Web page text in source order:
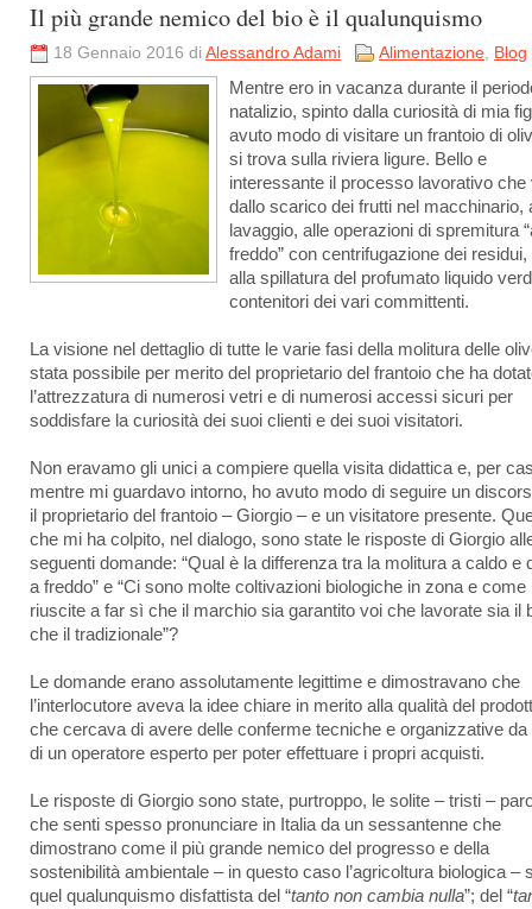
Il più grande nemico del bio è il qualunquismo
18 Gennaio 2016 di Alessandro Adami Alimentazione, Blog
Mentre ero in vacanza durante il
natalizio, spinto dalla curiosità di mia
avuto modo di visitare un frantoio di
si trova sulla riviera ligure. Bello e
interessante il processo lavorativo che
dallo scarico dei frutti nel macchinario,
lavaggio, alle operazioni di spremitura
freddo” con centrifugazione dei residui,
alla spillatura del profumato liquido
contenitori dei vari committenti.
La visione nel dettaglio di tutte le varie fasi della molitura delle
stata possibile per merito del proprietario del frantoio che ha
l’attrezzatura di numerosi vetri e di numerosi accessi sicuri per
soddisfare la curiosità dei suoi clienti e dei suoi visitatori.
Non eravamo gli unici a compiere quella visita didattica e, per
mentre mi guardavo intorno, ho avuto modo di seguire un
il proprietario del frantoio – Giorgio – e un visitatore presente.
che mi ha colpito, nel dialogo, sono state le risposte di Giorgio
seguenti domande: “Qual è la differenza tra la molitura a caldo e
a freddo” e “Ci sono molte coltivazioni biologiche in zona e come
riuscite a far sì che il marchio sia garantito voi che lavorate sia il
che il tradizionale”?
Le domande erano assolutamente legittime e dimostravano che
l’interlocutore aveva la idee chiare in merito alla qualità del
che cercava di avere delle conferme tecniche e organizzative da
di un operatore esperto per poter effettuare i propri acquisti.
Le risposte di Giorgio sono state, purtroppo, le solite – tristi –
che senti spesso pronunciare in Italia da un sessantenne che
dimostrano come il più grande nemico del progresso e della
sostenibilità ambientale – in questo caso l’agricoltura biologica –
quel qualunquismo disfattista del “tanto non cambia nulla”; del “